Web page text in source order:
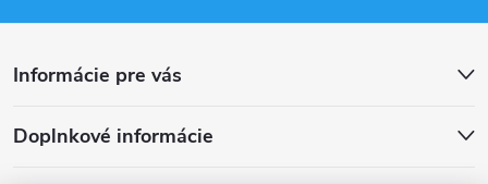
äInformácie pre vás
Doplnkové informácie